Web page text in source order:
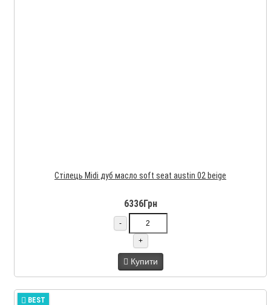
Стілець Midi дуб масло soft seat austin 02 beige
6336Грн
-
+
Купити
BEST